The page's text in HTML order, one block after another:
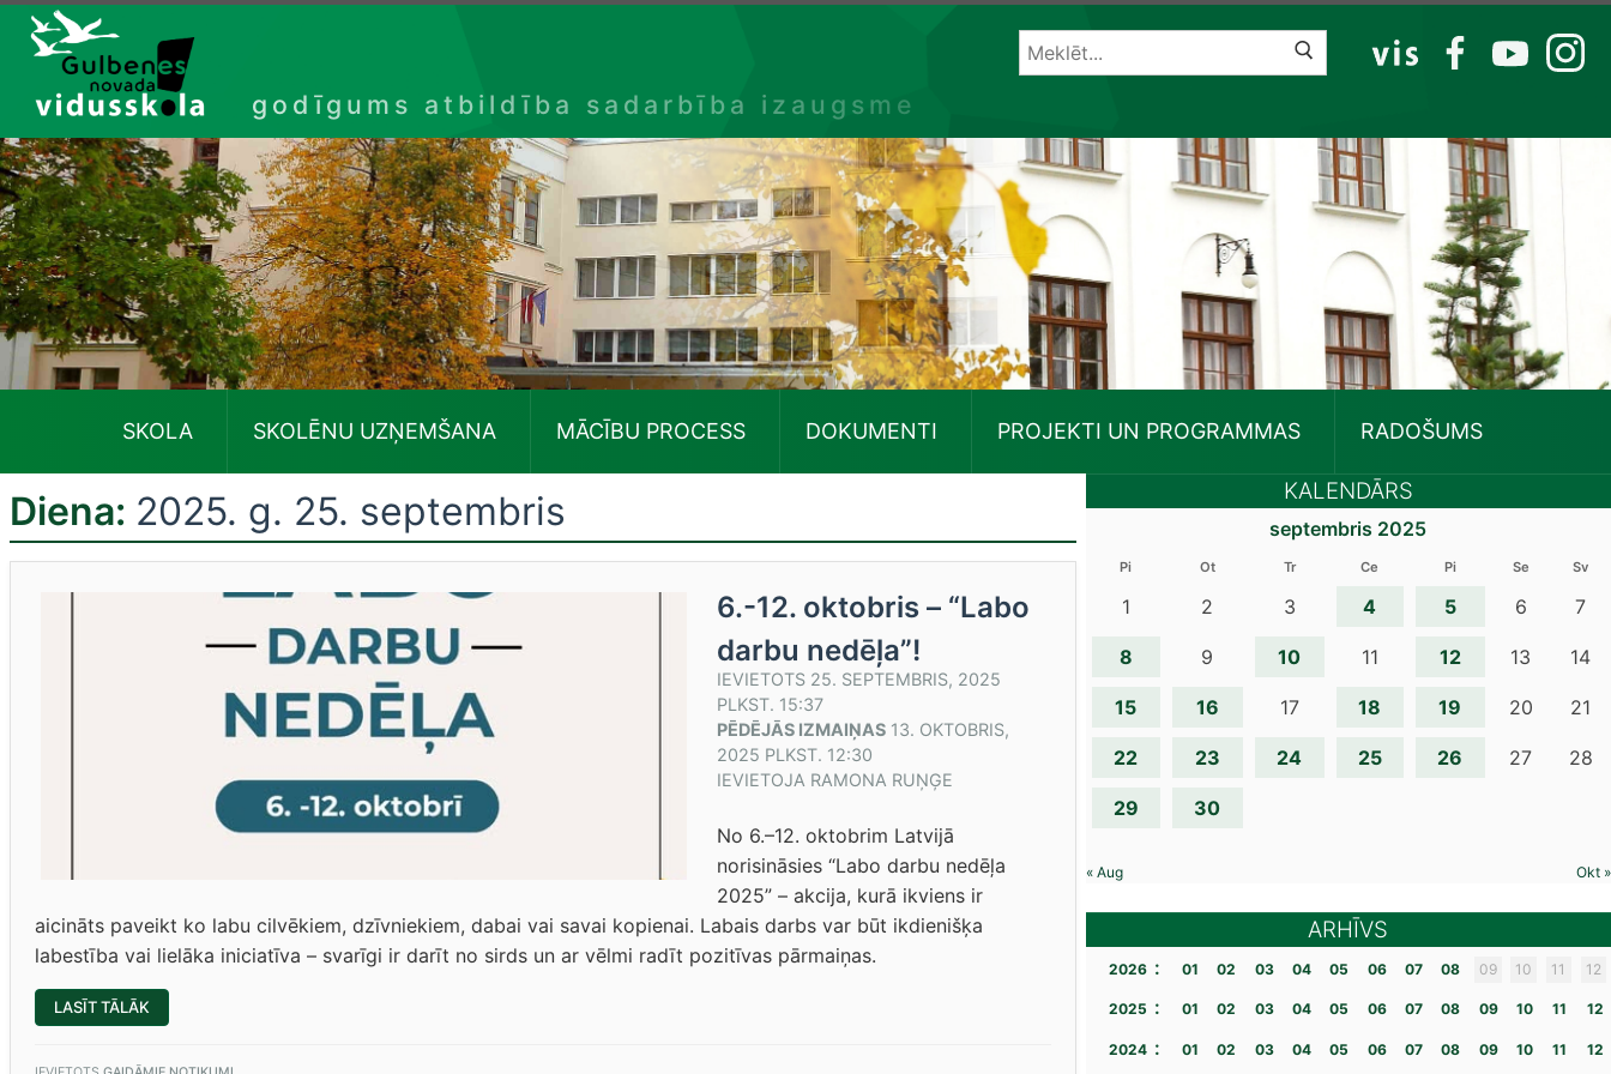
Izlaist
godīgums atbildība sadarbība izaugsme
VIS FB YT IG
SKOLA SKOLĒNU UZŅEMŠANA MĀCĪBU PROCESS DOKUMENTI PROJEKTI UN PROGRAMMAS RADOŠUMS
Diena: 2025. g. 25. septembris
6.-12. oktobris – “Labo
darbu nedēļa”!
IEVIETOTS 25. SEPTEMBRIS, 2025
PLKST. 15:37
PĒDĒJĀS IZMAIŅAS 13. OKTOBRIS,
2025 PLKST. 12:30
IEVIETOJA RAMONA RUŅĢE
No 6.–12. oktobrim Latvijā
norisināsies “Labo darbu nedēļa
2025” – akcija, kurā ikviens ir
aicināts paveikt ko labu cilvēkiem, dzīvniekiem, dabai vai savai kopienai. Labais darbs var būt ikdienišķa
labestība vai lielāka iniciatīva – svarīgi ir darīt no sirds un ar vēlmi radīt pozitīvas pārmaiņas.
LASĪT TĀLĀK
OKTOBRIS
DARBU
KALENDĀRS
septembris 2025
Pi Ot Tr Ce Pi Se Sv
1 2 3 4 5 6 7
8 9 10 11 12 13 14
15 16 17 18 19 20 21
22 23 24 25 26 27 28
29 30
« Aug Okt »
ARHĪVS
2026 : 01 02 03 04 05 06 07 08 09 10 11 12
2025 : 01 02 03 04 05 06 07 08 09 10 11 12
2024 : 01 02 03 04 05 06 07 08 09 10 11 12